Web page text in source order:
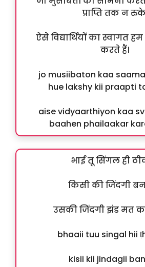
प्राप्ति तक न
ऐसे विद्यार्थियों का स्वागत
करते हैं।
jo musiibaton kaa
hue lakshy kii praapti
aise vidyaarthiyon kaa
baahen phailaakar
भाई तू सिंगल ही
किसी की जिंदगी
उसकी जिंदगी झंड मत
bhaaii tuu singal hii
kisii kii jindagii